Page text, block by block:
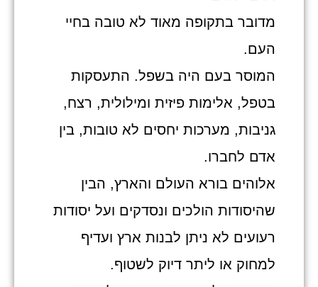
מדובר בתקופה מאוד לא טובה בחיי
העם.
המוסר בעם היה בשפל. התעסקות
בטפל, אלימות פיזית ומילולית, רצח,
גניבות, מערכות יחסים לא טובות, בין
אדם לחברו.
אלוהים בורא העולם והארץ, הבין
שהיסודות הולכים ונסדקים ועל יסודות
רעועים לא ניתן לבנות ארץ ועדיף
למחוק או ליתר דיוק לשטוף.